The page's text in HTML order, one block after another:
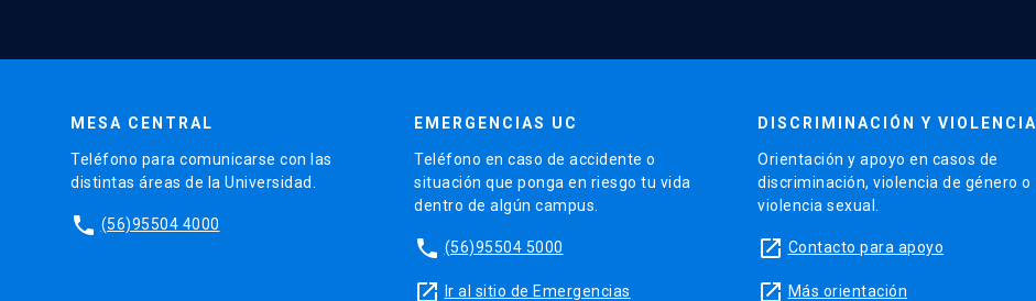
MESA CENTRAL
Teléfono para comunicarse con las
distintas áreas de la Universidad.
phone (56)95504 4000
EMERGENCIAS UC
Teléfono en caso de accidente o
situación que ponga en riesgo tu vida
dentro de algún campus.
phone (56)95504 5000
launch Ir al sitio de Emergencias
DISCRIMINACIÓN Y VIOLENCIA
Orientación y apoyo en casos de
discriminación, violencia de género o
violencia sexual.
launch Contacto para apoyo
launch Más orientación